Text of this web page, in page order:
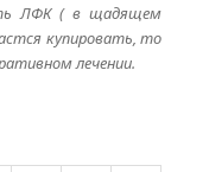
ЛФК ( в щадящем
купировать, то
лечении.